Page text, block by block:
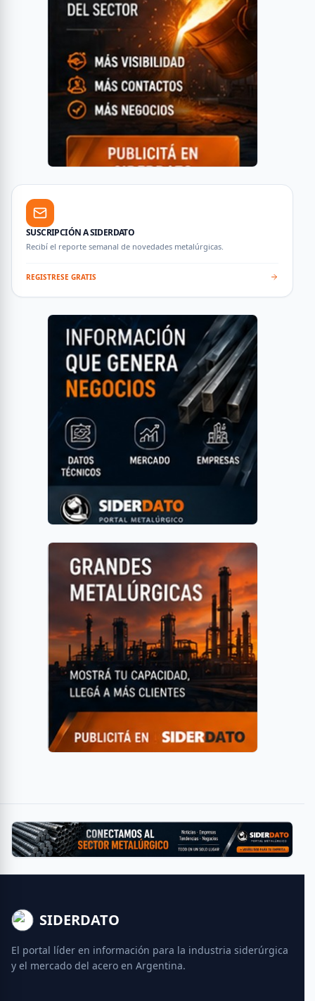
SUSCRIPCIÓN A SIDERDATO
Recibí el reporte semanal de novedades metalúrgicas.
REGISTRESE GRATIS
SIDERDATO
El portal líder en información para la industria siderúrgica
y el mercado del acero en Argentina.